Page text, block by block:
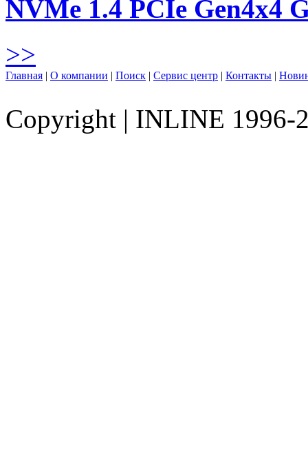
NVMe 1.4 PCIe Gen4х4
>>
Главная | О компании | Поиск | Сервис центр | Контакты |
Copyright | INLINE 1996-